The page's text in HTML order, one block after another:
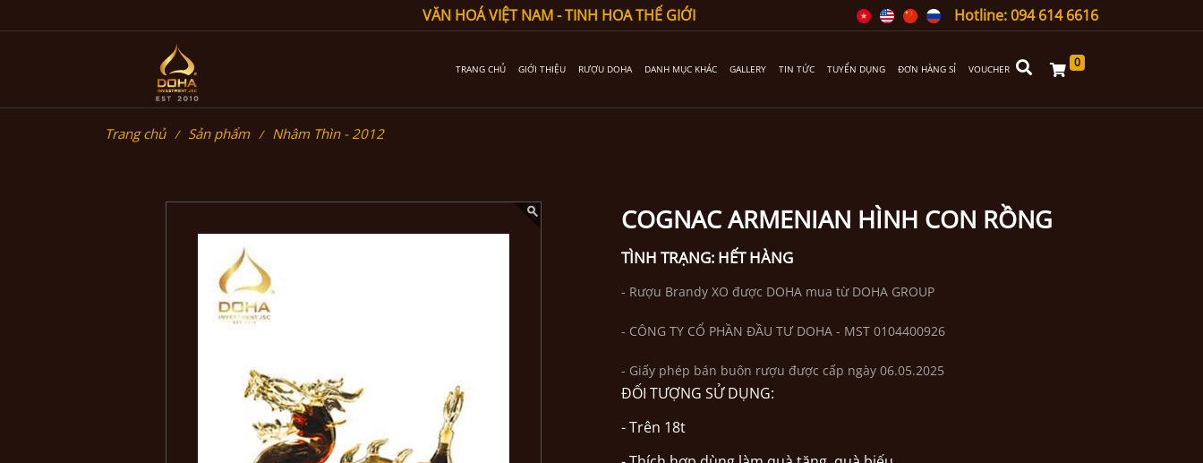
VĂN HOÁ VIỆT NAM - TINH HOA THẾ GIỚI Hotline: 094 614 6616
TRANG CHỦ GIỚI THIỆU RƯỢU DOHA DANH MỤC KHÁC GALLERY TIN TỨC TUYỂN DỤNG ĐƠN HÀNG SỈ VOUCHER 0
Trang chủ Sản phẩm Nhâm Thìn - 2012
COGNAC ARMENIAN HÌNH CON RỒNG
TÌNH TRẠNG: HẾT HÀNG
- Rượu Brandy XO được DOHA mua từ DOHA GROUP
- CÔNG TY CỔ PHẦN ĐẦU TƯ DOHA - MST 0104400926
- Giấy phép bán buôn rượu được cấp ngày 06.05.2025
ĐỐI TƯỢNG SỬ DỤNG:
- Trên 18t